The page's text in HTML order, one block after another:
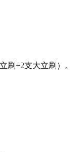
刷+2支大立刷）。